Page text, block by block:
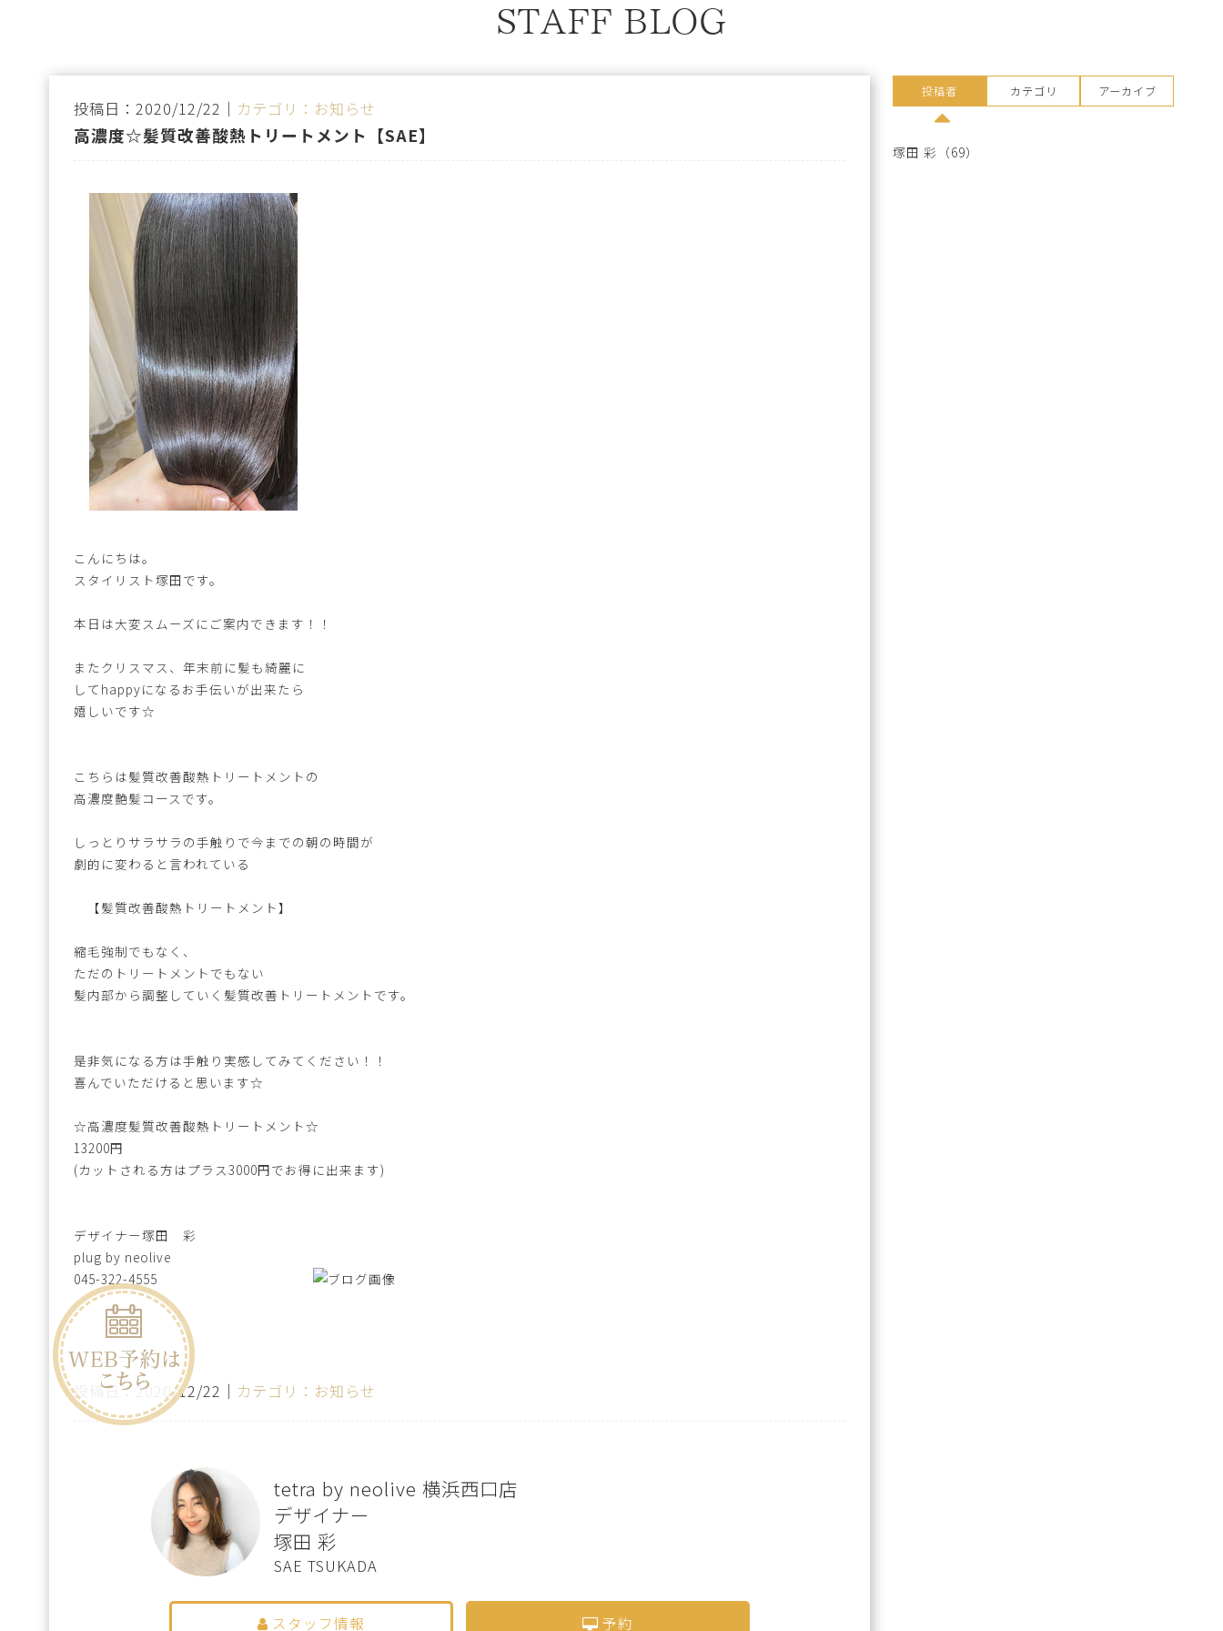
STAFF BLOG
投稿日：2020/12/22｜ カテゴリ：お知らせ
高濃度☆髪質改善酸熱トリートメント【SAE】
こんにちは。
スタイリスト塚田です。
本日は大変スムーズにご案内できます！！
またクリスマス、年末前に髪も綺麗に
してhappyになるお手伝いが出来たら
嬉しいです☆
こちらは髪質改善酸熱トリートメントの
高濃度艶髪コースです。
しっとりサラサラの手触りで今までの朝の時間が
劇的に変わると言われている
【髪質改善酸熱トリートメント】
縮毛強制でもなく、
ただのトリートメントでもない
髪内部から調整していく髪質改善トリートメントです。
是非気になる方は手触り実感してみてください！！
喜んでいただけると思います☆
☆高濃度髪質改善酸熱トリートメント☆
13200円
(カットされる方はプラス3000円でお得に出来ます)
デザイナー塚田 彩
plug by neolive
045-322-4555
投稿日：2020/12/22｜ カテゴリ：お知らせ
tetra by neolive 横浜西口店
デザイナー
塚田 彩
SAE TSUKADA
スタッフ情報 予約
投稿者 カテゴリ アーカイブ
塚田 彩 （69）